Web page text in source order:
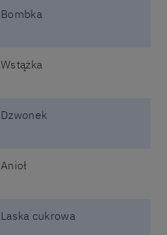
Bombka
Wstążka
Dzwonek
Anioł
Laska cukrowa